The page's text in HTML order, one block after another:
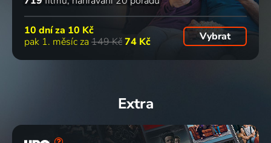
10 dní za 10 Kč
pak 1. měsíc za 149 Kč74 Kč Vybrat
Extra